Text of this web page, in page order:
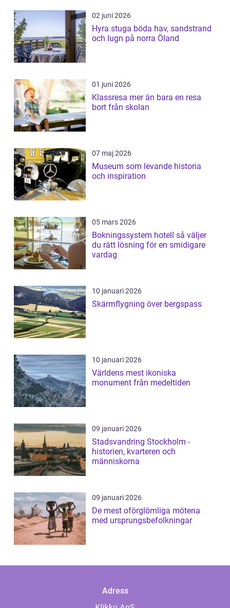
02 juni 2026
Hyra stuga böda hav, sandstrand
och lugn på norra Öland
01 juni 2026
Klassresa mer än bara en resa
bort från skolan
07 maj 2026
Museum som levande historia
och inspiration
05 mars 2026
Bokningssystem hotell så väljer
du rätt lösning för en smidigare
vardag
10 januari 2026
Skärmflygning över bergspass
10 januari 2026
Världens mest ikoniska
monument från medeltiden
09 januari 2026
Stadsvandring Stockholm -
historien, kvarteren och
människorna
09 januari 2026
De mest oförglömliga mötena
med ursprungsbefolkningar
Adress